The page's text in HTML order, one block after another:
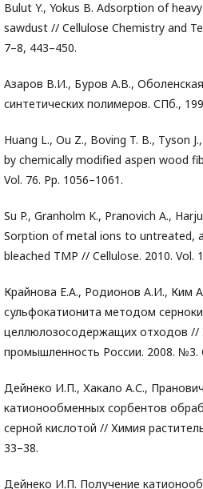
Bulut Y., Yokus B. Adsorption of
sawdust // Cellulose Chemistry and
7–8, 443–450.
Азаров В.И., Буров А.В.,
синтетических полимеров. СПб.,
Huang L., Ou Z., Boving T. B., Tyson
by chemically modified aspen wood
Vol. 76. Pp. 1056–1061.
Su P., Granholm K., Pranovich A.,
Sorption of metal ions to untreated,
bleached TMP // Cellulose. 2010. Vol.
Крайнова Е.А., Родионов А.И., Ким
сульфокатионита методом
целлюлозосодержащих отходов //
промышленность России. 2008. №3.
Дейнеко И.П., Хакало А.С.,
катионообменных сорбентов
серной кислотой // Химия
33–38.
Дейнеко И.П. Получение